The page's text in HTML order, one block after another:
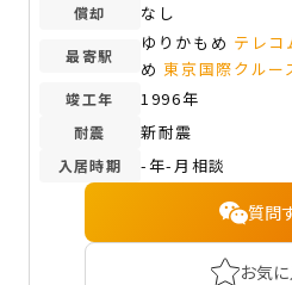
償却 なし
最寄駅
ゆりかもめ テレコ
め 東京国際クルー
竣工年 1996年
耐震 新耐震
入居時期 -年-月相談
質問
お気